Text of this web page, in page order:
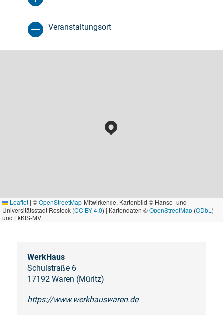
Veranstaltungsort
Leaflet | ©OpenStreetMap-Mitwirkende, Kartenbild © Hanse- und
Universitätsstadt Rostock (CC BY 4.0) | Kartendaten ©OpenStreetMap (ODbL )
und LkKfS-MV
WerkHaus
Schulstraße 6
17192 Waren (Müritz)
https://www.werkhauswaren.de